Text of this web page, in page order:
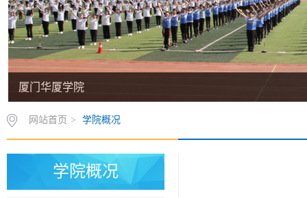
厦门华厦学院
厦门华厦学院
网站首页 > 学院概况
学院概况